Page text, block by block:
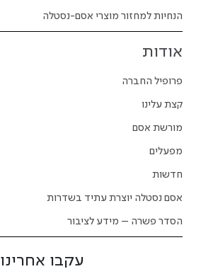
הנחיות למחזור מוצרי אסם-נסטלה
אודות
פרופיל החברה
קצת עלינו
מורשת אסם
מפעלים
חדשות
אסם נסטלה יוצרת עתיד בשדרות
הסדר פשרה – מידע לציבור
עקבו אחרינו